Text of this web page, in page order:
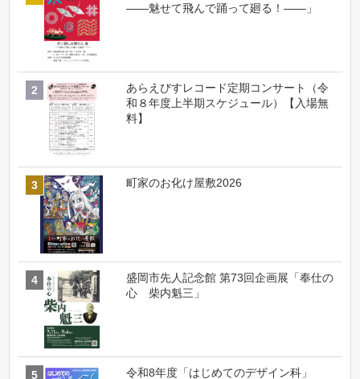
――魅せて飛んで踊って廻る！――」
あらえびすレコード定期コンサート（令
和８年度上半期スケジュール）【入場無
料】
町家のお化け屋敷2026
盛岡市先人記念館 第73回企画展「奉仕の
心 柴内魁三」
令和8年度「はじめてのデザイン科」